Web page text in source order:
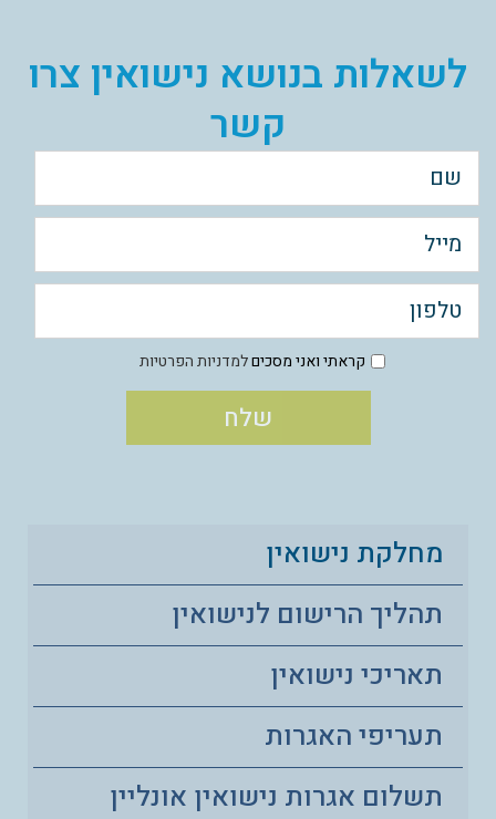
לשאלות בנושא נישואין צרו
קשר
קראתי ואני מסכיםלמדניות הפרטיות
מחלקת נישואין
תהליך הרישום לנישואין
תאריכי נישואין
תעריפי האגרות
תשלום אגרות נישואין אונליין